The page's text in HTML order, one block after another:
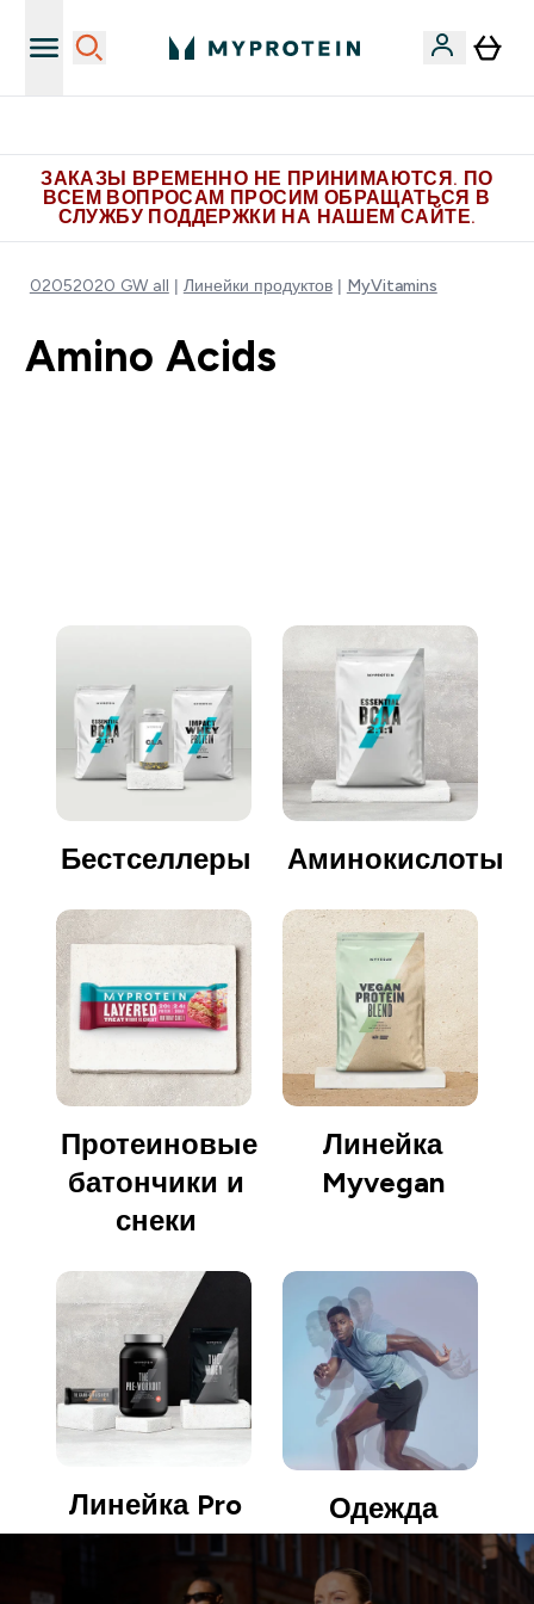
ЗАКАЗЫ ВРЕМЕННО НЕ ПРИНИМАЮТСЯ. ПО
ВСЕМ ВОПРОСАМ ПРОСИМ ОБРАЩАТЬСЯ В
СЛУЖБУ ПОДДЕРЖКИ НА НАШЕМ САЙТЕ.
02052020 GW all Линейки продуктов MyVitamins
Amino Acids
Бестселлеры Аминокислоты
Протеиновые
батончики и
снеки
Линейка
Myvegan
Линейка Pro Одежда